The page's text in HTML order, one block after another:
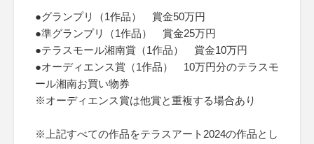
●グランプリ（1作品） 賞金50万円
●準グランプリ（1作品） 賞金25万円
●テラスモール湘南賞（1作品） 賞金10万円
●オーディエンス賞（1作品） 10万円分のテラスモ
ール湘南お買い物券
※オーディエンス賞は他賞と重複する場合あり
※上記すべての作品をテラスアート2024の作品とし